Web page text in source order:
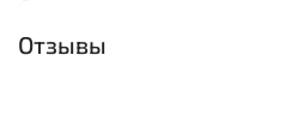
Отзывы